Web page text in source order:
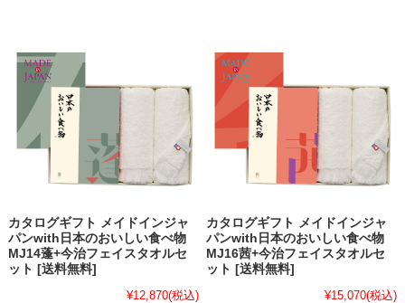
カタログギフト メイドインジャ
パンwith日本のおいしい食べ物
MJ14蓬+今治フェイスタオルセ
ット [送料無料]
¥12,870(税込)
カタログギフト メイドインジャ
パンwith日本のおいしい食べ物
MJ16茜+今治フェイスタオルセ
ット [送料無料]
¥15,070(税込)